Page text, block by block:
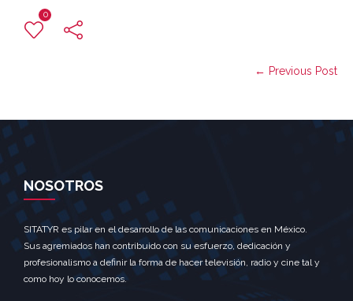
0
← Previous Post
NOSOTROS
SITATYR es pilar en el desarrollo de las comunicaciones en México.
Sus agremiados han contribuido con su esfuerzo, dedicación y
profesionalismo a definir la forma de hacer televisión, radio y cine tal y
como hoy lo conocemos.